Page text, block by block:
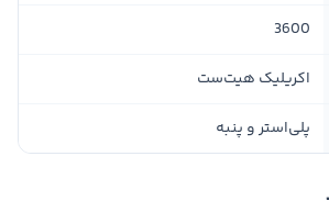
3600
اکریلیک هیت‌ست
پلی‌استر و پنبه